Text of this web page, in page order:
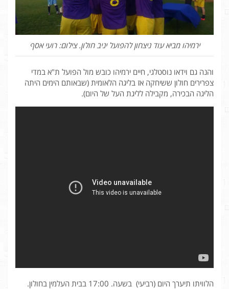
ירמיהו מביא עוד ניצחון להפועל יניב חולון. צילום: רועי אסף
והנה גם וידאו נוסטלגי, חיים ירמיהו כובש מול הפועל ת"א במדי
צפרירים חולון ששיחקה אז בליגה הלאומית (שבאותם הימים היתה
הליגה הבכירה, מקבילה לליגת העל של היום).
הלוויתו תיערך היום (רביעי) בשעה. 17:00 בבית העלמין בחולון.